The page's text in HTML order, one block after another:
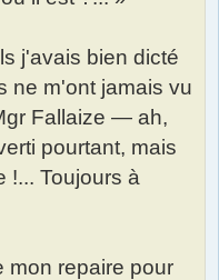
j'avais bien dicté
ne m'ont jamais vu
Fallaize — ah,
pourtant, mais
!... Toujours à
mon repaire pour